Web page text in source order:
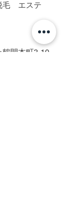
毛　エステ
間本町3-10-